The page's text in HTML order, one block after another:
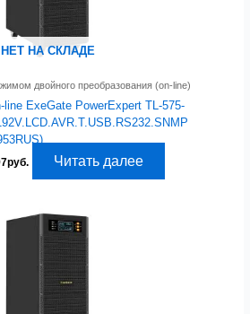
НЕТ НА СКЛАДЕ
двойного преобразования (on-line)
ExeGate PowerExpert TL-575-
руб. Читать далее